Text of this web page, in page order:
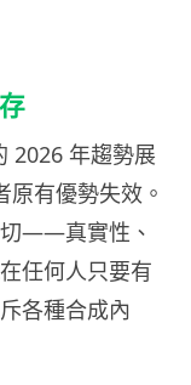
2026 年趨勢展
有優勢失效。
切——真實性、
任何人只要有
各種合成內